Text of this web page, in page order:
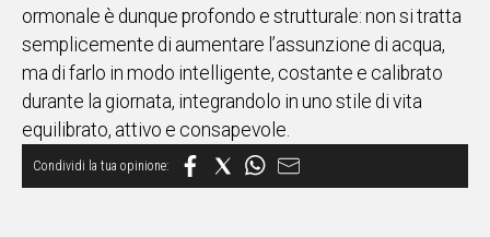
ormonale è dunque profondo e strutturale: non si tratta
semplicemente di aumentare l’assunzione di acqua,
ma di farlo in modo intelligente, costante e calibrato
durante la giornata, integrandolo in uno stile di vita
equilibrato, attivo e consapevole.